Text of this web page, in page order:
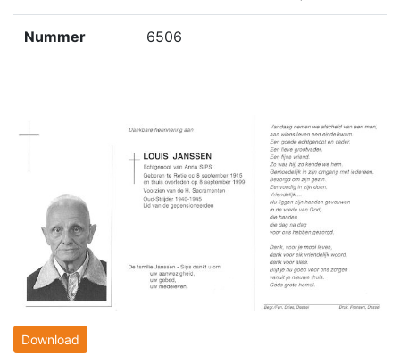
Nummer 6506
Download